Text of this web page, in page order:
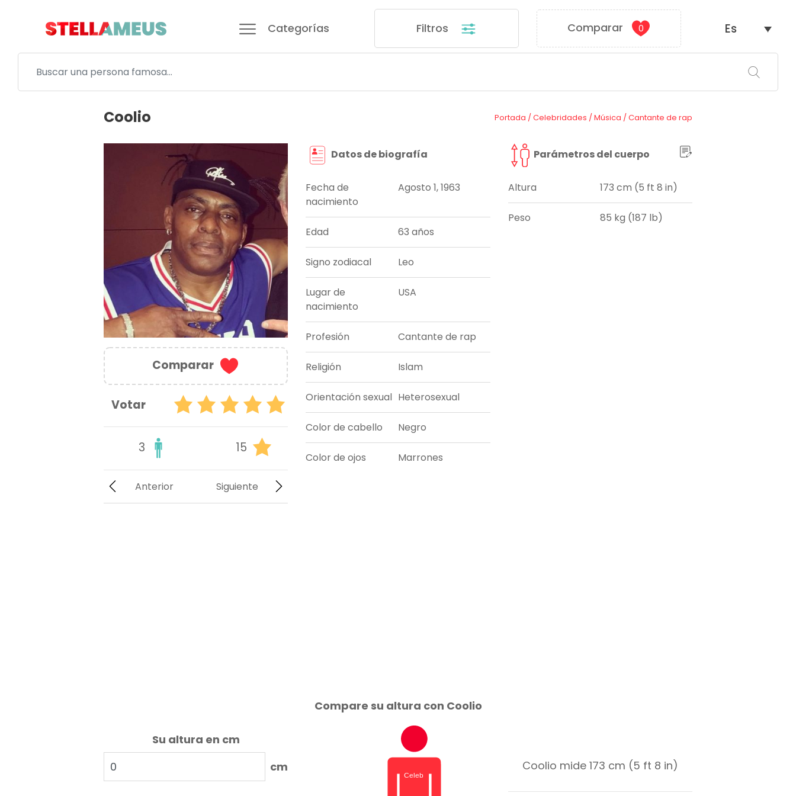
Categorías Filtros Comparar 0 Es
Coolio Portada /Celebridades /Música /Cantante de rap
Comparar
Votar
3 15
Siguiente
Anterior
Datos de biografía
Fecha de
nacimiento
Agosto 1, 1963
Edad 63 años
Signo zodiacal Leo
Lugar de
nacimiento
USA
Profesión Cantante de rap
Religión Islam
Orientación sexual Heterosexual
Color de cabello Negro
Color de ojos Marrones
Parámetros del cuerpo
Altura 173 cm (5 ft 8 in)
Peso 85 kg (187 lb)
Compare su altura con Coolio
Su altura en cm
cm
Coolio mide 173 cm (5 ft 8 in)